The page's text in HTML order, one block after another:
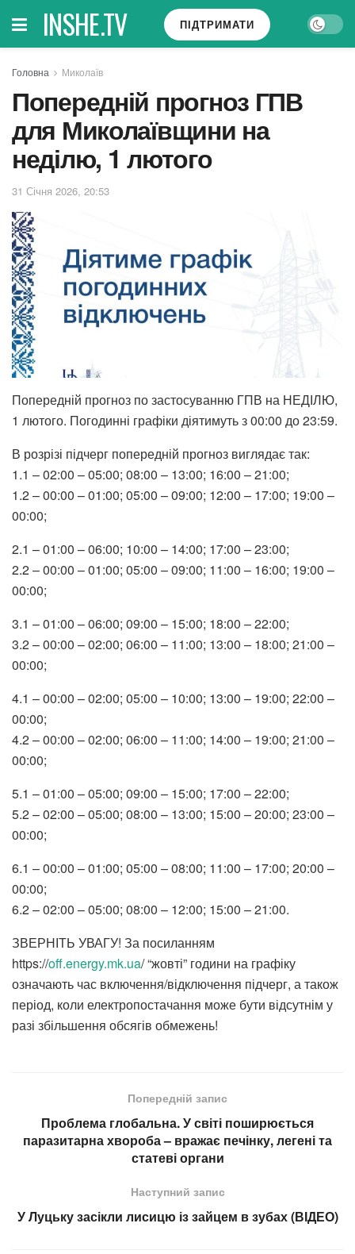
INSHE.TV ПІДТРИМАТИ
Головна Миколаїв
Попередній прогноз ГПВ
для Миколаївщини на
неділю, 1 лютого
31 Січня 2026, 20:53
Попередній прогноз по застосуванню ГПВ на НЕДІЛЮ,
1 лютого. Погодинні графіки діятимуть з 00:00 до 23:59.
В розрізі підчерг попередній прогноз виглядає так:
1.1 – 02:00 – 05:00; 08:00 – 13:00; 16:00 – 21:00;
1.2 – 00:00 – 01:00; 05:00 – 09:00; 12:00 – 17:00; 19:00 –
00:00;
2.1 – 01:00 – 06:00; 10:00 – 14:00; 17:00 – 23:00;
2.2 – 00:00 – 01:00; 05:00 – 09:00; 11:00 – 16:00; 19:00 –
00:00;
3.1 – 01:00 – 06:00; 09:00 – 15:00; 18:00 – 22:00;
3.2 – 00:00 – 02:00; 06:00 – 11:00; 13:00 – 18:00; 21:00 –
00:00;
4.1 – 00:00 – 02:00; 05:00 – 10:00; 13:00 – 19:00; 22:00 –
00:00;
4.2 – 00:00 – 02:00; 06:00 – 11:00; 14:00 – 19:00; 21:00 –
00:00;
5.1 – 01:00 – 05:00; 09:00 – 15:00; 17:00 – 22:00;
5.2 – 02:00 – 05:00; 08:00 – 13:00; 15:00 – 20:00; 23:00 –
00:00;
6.1 – 00:00 – 01:00; 05:00 – 08:00; 11:00 – 17:00; 20:00 –
00:00;
6.2 – 02:00 – 05:00; 08:00 – 12:00; 15:00 – 21:00.
ЗВЕРНІТЬ УВАГУ! За посиланням
https://off.energy.mk.ua/ “жовті” години на графіку
означають час включення/відключення підчерг, а також
період, коли електропостачання може бути відсутнім у
разі збільшення обсягів обмежень!
Попередній запис
Проблема глобальна. У світі поширюється
паразитарна хвороба – вражає печінку, легені та
статеві органи
Наступний запис
У Луцьку засікли лисицю із зайцем в зубах (ВІДЕО)